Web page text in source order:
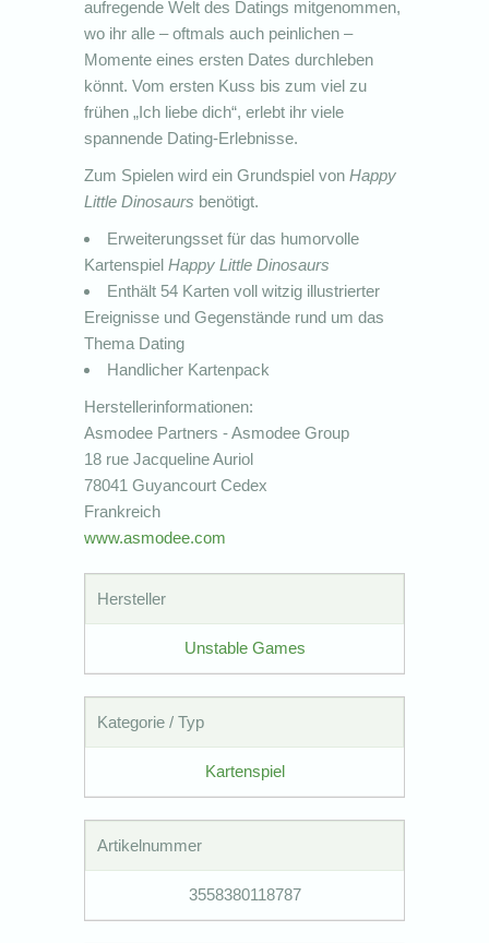
aufregende Welt des Datings mitgenommen,
wo ihr alle – oftmals auch peinlichen –
Momente eines ersten Dates durchleben
könnt. Vom ersten Kuss bis zum viel zu
frühen „Ich liebe dich“, erlebt ihr viele
spannende Dating-Erlebnisse.
Zum Spielen wird ein Grundspiel vonHappy
Little Dinosaurs benötigt.
Erweiterungsset für das humorvolle
KartenspielHappy Little Dinosaurs
Enthält 54 Karten voll witzig illustrierter
Ereignisse und Gegenstände rund um das
Thema Dating
Handlicher Kartenpack
Herstellerinformationen:
Asmodee Partners - Asmodee Group
18 rue Jacqueline Auriol
78041 Guyancourt Cedex
Frankreich
www.asmodee.com
Hersteller
Unstable Games
Kategorie / Typ
Kartenspiel
Artikelnummer
3558380118787